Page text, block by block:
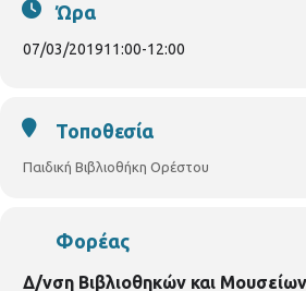
Ώρα
07/03/201911:00-12:00
Τοποθεσία
Παιδική Βιβλιοθήκη Ορέστου
Φορέας
Δ/νση Βιβλιοθηκών και